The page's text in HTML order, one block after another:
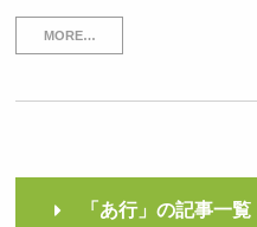
MORE…
「あ行」の記事一覧